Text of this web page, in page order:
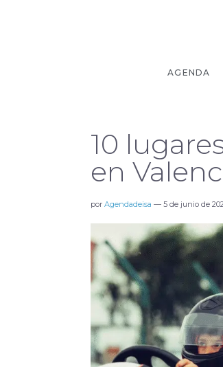
AGENDA
10
en
por Agendadeisa — 5 de junio de